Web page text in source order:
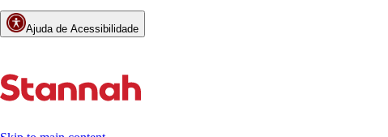
Ajuda de Acessibilidade